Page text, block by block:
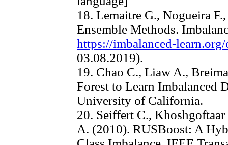
18. Lemaitre G., Nogueira
Ensemble Methods.
https://imbalanced-
03.08.2019).
19. Chao C., Liaw A.,
Forest to Learn Imbalanced
University of California.
20. Seiffert C.,
A. (2010). RUSBoost: A